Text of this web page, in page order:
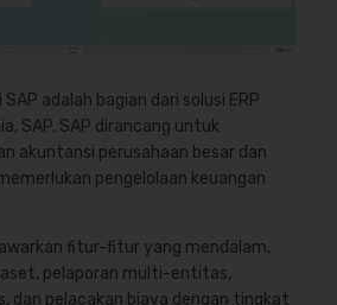
adalah bagian dari solusi ERP
SAP. SAP dirancang untuk
akuntansi perusahaan besar dan
pengelolaan keuangan
fitur-fitur yang mendalam,
pelaporan multi-entitas,
dan pelacakan biaya dengan tingkat